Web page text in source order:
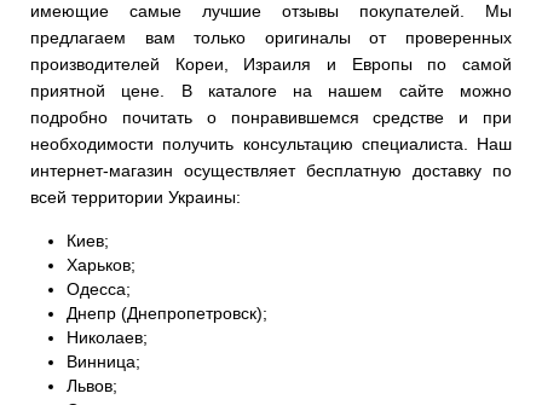
имеющие самые лучшие отзывы покупателей. Мы
предлагаем вам только оригиналы от проверенных
производителей Кореи, Израиля и Европы по самой
приятной цене. В каталоге на нашем сайте можно
подробно почитать о понравившемся средстве и при
необходимости получить консультацию специалиста. Наш
интернет-магазин осуществляет бесплатную доставку по
всей территории Украины:
Киев;
Харьков;
Одесса;
Днепр (Днепропетровск);
Николаев;
Винница;
Львов;